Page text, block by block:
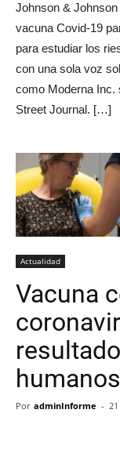
Johnson &
vacuna Covid-19
para estudiar los
con una sola voz
como Moderna Inc.
Street Journal. […]
Actualidad
Vacuna
humanos
Por adminInforme -